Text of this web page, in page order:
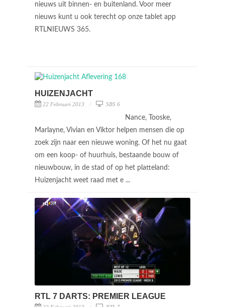
nieuws uit binnen- en buitenland. Voor meer
nieuws kunt u ook terecht op onze tablet app
RTLNIEUWS 365.
HUIZENJACHT
22 Februari 2013 SBS 6
Nance, Tooske,
Marlayne, Vivian en Viktor helpen mensen die op
zoek zijn naar een nieuwe woning. Of het nu gaat
om een koop- of huurhuis, bestaande bouw of
nieuwbouw, in de stad of op het platteland:
Huizenjacht weet raad met e ...
RTL 7 DARTS: PREMIER LEAGUE